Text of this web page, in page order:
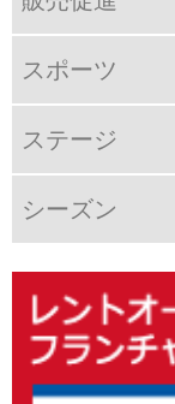
スポーツ
ステージ
シーズン